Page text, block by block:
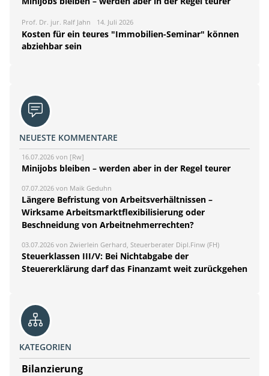
Prof. Dr. jur. Ralf Jahn 14. Juli 2026
Kosten für ein teures "Immobilien-Seminar" können
abziehbar sein
NEUESTE KOMMENTARE
16.07.2026 von [Rw]
Minijobs bleiben – werden aber in der Regel teurer
07.07.2026 von Maik Geduhn
Längere Befristung von Arbeitsverhältnissen –
Wirksame Arbeitsmarktflexibilisierung oder
Beschneidung von Arbeitnehmerrechten?
03.07.2026 von Zwierlein Gerhard, Steuerberater Dipl.Finw (FH)
Steuerklassen III/V: Bei Nichtabgabe der
Steuererklärung darf das Finanzamt weit zurückgehen
KATEGORIEN
Bilanzierung